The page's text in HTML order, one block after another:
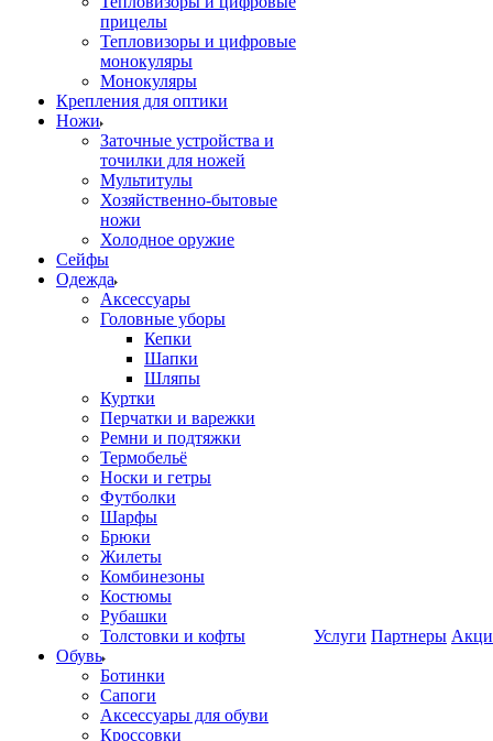
прицелы
Тепловизоры и цифровые
монокуляры
Монокуляры
Крепления для оптики
Ножи
Заточные устройства и
точилки для ножей
Мультитулы
Хозяйственно-бытовые
ножи
Холодное оружие
Сейфы
Одежда
Аксессуары
Головные уборы
Кепки
Шапки
Шляпы
Куртки
Перчатки и варежки
Ремни и подтяжки
Термобельё
Носки и гетры
Футболки
Шарфы
Брюки
Жилеты
Комбинезоны
Костюмы
Рубашки
Толстовки и кофты
Обувь
Ботинки
Сапоги
Аксессуары для обуви
Кроссовки
Услуги Партнеры